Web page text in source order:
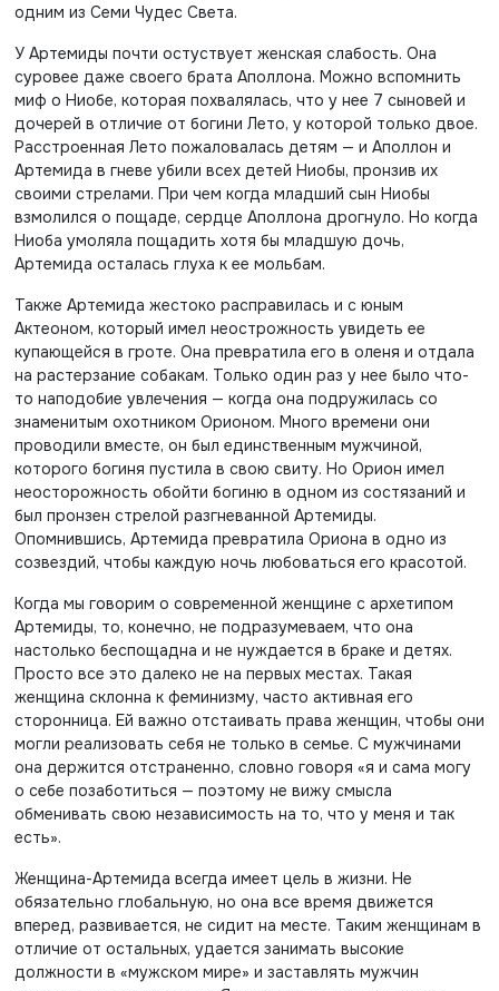
одним из Семи Чудес Света.
У Артемиды почти остуствует женская слабость. Она
суровее даже своего брата Аполлона. Можно вспомнить
миф о Ниобе, которая похвалялась, что у нее 7 сыновей и
дочерей в отличие от богини Лето, у которой только двое.
Расстроенная Лето пожаловалась детям — и Аполлон и
Артемида в гневе убили всех детей Ниобы, пронзив их
своими стрелами. При чем когда младший сын Ниобы
взмолился о пощаде, сердце Аполлона дрогнуло. Но когда
Ниоба умоляла пощадить хотя бы младшую дочь,
Артемида осталась глуха к ее мольбам.
Также Артемида жестоко расправилась и с юным
Актеоном, который имел неострожность увидеть ее
купающейся в гроте. Она превратила его в оленя и отдала
на растерзание собакам. Только один раз у нее было что-
то наподобие увлечения — когда она подружилась со
знаменитым охотником Орионом. Много времени они
проводили вместе, он был единственным мужчиной,
которого богиня пустила в свою свиту. Но Орион имел
неосторожность обойти богиню в одном из состязаний и
был пронзен стрелой разгневанной Артемиды.
Опомнившись, Артемида превратила Ориона в одно из
созвездий, чтобы каждую ночь любоваться его красотой.
Когда мы говорим о современной женщине с архетипом
Артемиды, то, конечно, не подразумеваем, что она
настолько беспощадна и не нуждается в браке и детях.
Просто все это далеко не на первых местах. Такая
женщина склонна к феминизму, часто активная его
сторонница. Ей важно отстаивать права женщин, чтобы они
могли реализовать себя не только в семье. С мужчинами
она держится отстраненно, словно говоря «я и сама могу
о себе позаботиться — поэтому не вижу смысла
обменивать свою независимость на то, что у меня и так
есть».
Женщина-Артемида всегда имеет цель в жизни. Не
обязательно глобальную, но она все время движется
вперед, развивается, не сидит на месте. Таким женщинам в
отличие от остальных, удается занимать высокие
должности в «мужском мире» и заставлять мужчин